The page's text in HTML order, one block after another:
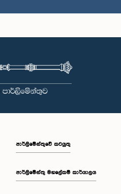
මහතා, පා.ම.
පාර්ලිමේන්තුවේ කටයුතු
පාර්ලිමේන්තු මහලේකම් කාර්යාලය